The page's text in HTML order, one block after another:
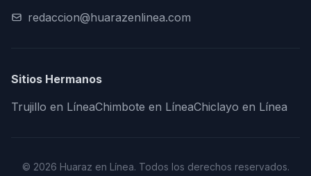
redaccion@huarazenlinea.com
Sitios Hermanos
Trujillo en LíneaChimbote en LíneaChiclayo en Línea
© 2026 Huaraz en Línea. Todos los derechos reservados.